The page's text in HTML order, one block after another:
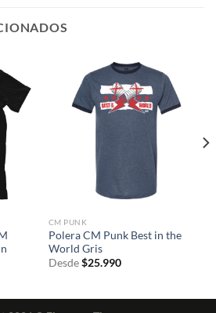
CM PUNK
Polera CM Punk Best in the
World Gris
Desde $25.990